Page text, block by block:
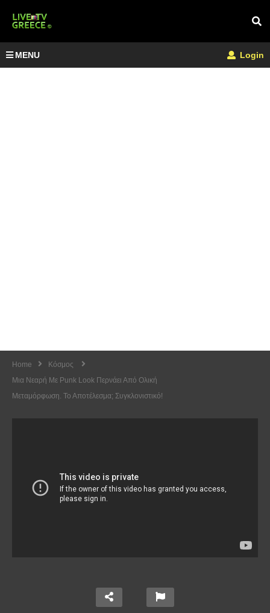
MENU Login
Home
Κόσμος
Μια Νεαρή Με Punk Look Περνάει Από Ολική
Μεταμόρφωση. Το Αποτέλεσμα; Συγκλονιστικό!